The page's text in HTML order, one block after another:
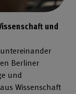
und
Berliner
und
Wissenschaft